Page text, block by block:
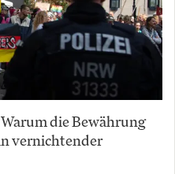
die Bewährung
vernichtender